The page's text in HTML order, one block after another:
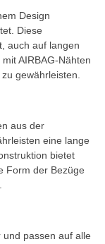
Design
Diese
auch auf langen
AIRBAG-Nähten
gewährleisten.
aus der
eine lange
bietet
Form der Bezüge
und passen auf alle